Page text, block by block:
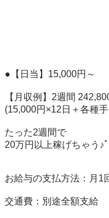
●【日当】15,000円～
【月収例】2週間
(15,000円×12日＋各種
たった2週間で
20万円以上稼げちゃう♪ﾟ
お給与の支払方法：月1
交通費：別途全額支給